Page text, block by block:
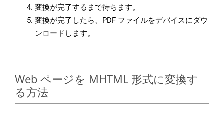
変換が完了するまで待ちます。
変換が完了したら、PDF ファイルをデバイスにダウ
ンロードします。
Web ページを MHTML 形式に変換す
る方法